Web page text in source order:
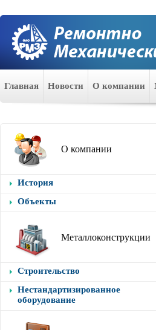
Главная Новости О компании
О компании
История
Объекты
Металлоконструкции
Строительство
Нестандартизированное
оборудование